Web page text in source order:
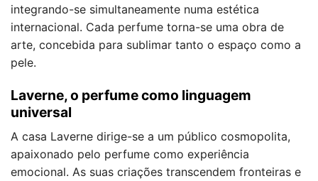
integrando-se simultaneamente numa estética
internacional. Cada perfume torna-se uma obra de
arte, concebida para sublimar tanto o espaço como a
pele.
Laverne, o perfume como linguagem
universal
A casa Laverne dirige-se a um público cosmopolita,
apaixonado pelo perfume como experiência
emocional. As suas criações transcendem fronteiras e